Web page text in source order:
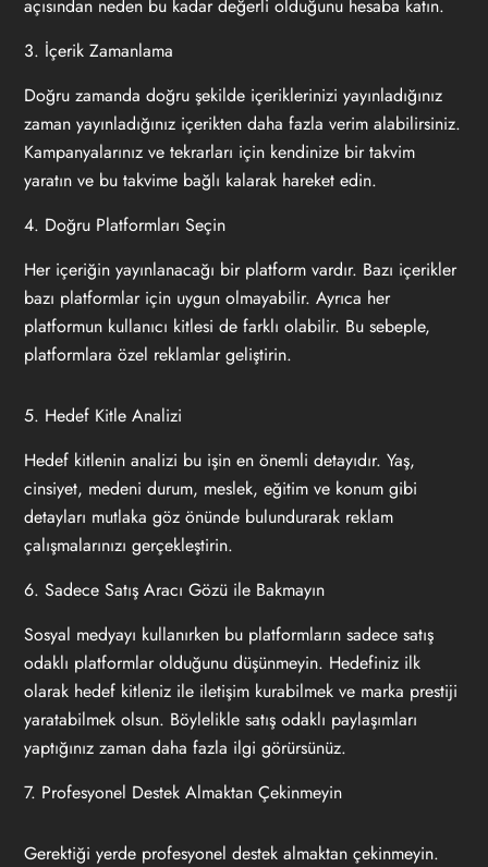
açısından neden bu kadar değerli olduğunu hesaba katın.
3. İçerik Zamanlama
Doğru zamanda doğru şekilde içeriklerinizi yayınladığınız
zaman yayınladığınız içerikten daha fazla verim alabilirsiniz.
Kampanyalarınız ve tekrarları için kendinize bir takvim
yaratın ve bu takvime bağlı kalarak hareket edin.
4. Doğru Platformları Seçin
Her içeriğin yayınlanacağı bir platform vardır. Bazı içerikler
bazı platformlar için uygun olmayabilir. Ayrıca her
platformun kullanıcı kitlesi de farklı olabilir. Bu sebeple,
platformlara özel reklamlar geliştirin.
5. Hedef Kitle Analizi
Hedef kitlenin analizi bu işin en önemli detayıdır. Yaş,
cinsiyet, medeni durum, meslek, eğitim ve konum gibi
detayları mutlaka göz önünde bulundurarak reklam
çalışmalarınızı gerçekleştirin.
6. Sadece Satış Aracı Gözü ile Bakmayın
Sosyal medyayı kullanırken bu platformların sadece satış
odaklı platformlar olduğunu düşünmeyin. Hedefiniz ilk
olarak hedef kitleniz ile iletişim kurabilmek ve marka prestiji
yaratabilmek olsun. Böylelikle satış odaklı paylaşımları
yaptığınız zaman daha fazla ilgi görürsünüz.
7. Profesyonel Destek Almaktan Çekinmeyin
Gerektiği yerde profesyonel destek almaktan çekinmeyin.